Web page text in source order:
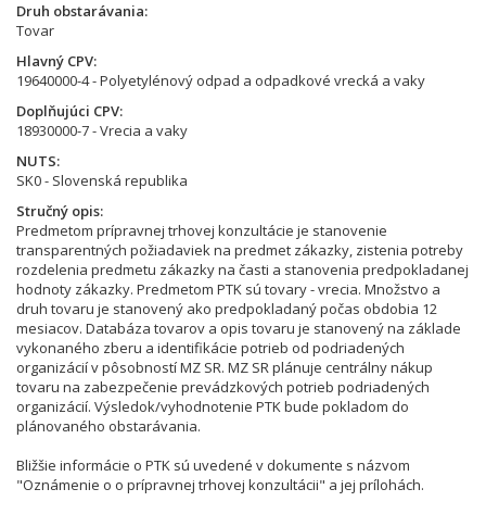
Druh obstarávania
Tovar
Hlavný CPV
19640000-4 - Polyetylénový odpad a odpadkové vrecká a vaky
Doplňujúci CPV
18930000-7 - Vrecia a vaky
NUTS
SK0 - Slovenská republika
Stručný opis
Predmetom prípravnej trhovej konzultácie je stanovenie
transparentných požiadaviek na predmet zákazky, zistenia potreby
rozdelenia predmetu zákazky na časti a stanovenia predpokladanej
hodnoty zákazky. Predmetom PTK sú tovary - vrecia. Množstvo a
druh tovaru je stanovený ako predpokladaný počas obdobia 12
mesiacov. Databáza tovarov a opis tovaru je stanovený na základe
vykonaného zberu a identifikácie potrieb od podriadených
organizácií v pôsobností MZ SR. MZ SR plánuje centrálny nákup
tovaru na zabezpečenie prevádzkových potrieb podriadených
organizácií. Výsledok/vyhodnotenie PTK bude pokladom do
plánovaného obstarávania.
Bližšie informácie o PTK sú uvedené v dokumente s názvom
"Oznámenie o o prípravnej trhovej konzultácii" a jej prílohách.